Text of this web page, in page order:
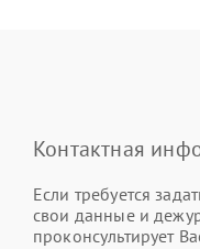
Контактная
Если требуется
свои данные и
проконсультирует